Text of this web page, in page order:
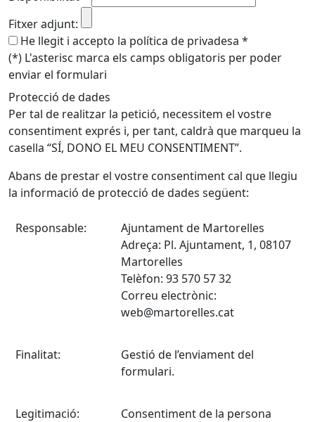
Fitxer adjunt:
He llegit i accepto la política de privadesa *
(*) L'asterisc marca els camps obligatoris per poder
enviar el formulari
Protecció de dades
Per tal de realitzar la petició, necessitem el vostre
consentiment exprés i, per tant, caldrà que marqueu la
casella “SÍ, DONO EL MEU CONSENTIMENT”.
Abans de prestar el vostre consentiment cal que llegiu
la informació de protecció de dades següent:
Responsable:
Ajuntament de Martorelles
Adreça: Pl. Ajuntament, 1, 08107
Martorelles
Telèfon: 93 570 57 32
Correu electrònic:
web@martorelles.cat
Finalitat:
Gestió de l’enviament del
formulari.
Legitimació:
Consentiment de la persona